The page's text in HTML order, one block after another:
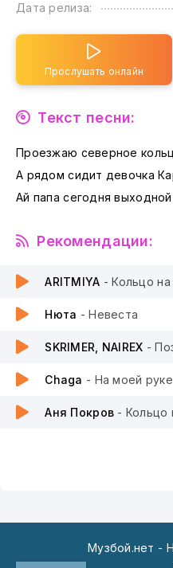
Дата релиза:
Прослушать онлайн
Текст песни:
Проезжаю северное
А рядом сидит девочка
Ай папа сегодня
Рекомендации:
ARITMIYA - Кольцо на
Нюта - Невеста
SKRIMER, NAIREX -
Chaga - На моей руке
Аня Покров - Кольцо
Музбой.нет -